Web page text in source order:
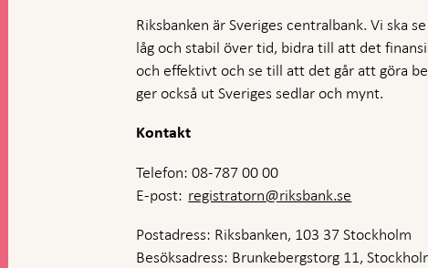
Riksbanken är Sveriges centralbank. Vi ska
låg och stabil över tid, bidra till att det
och effektivt och se till att det går att göra
ger också ut Sveriges sedlar och mynt.
Kontakt
Telefon: 08-787 00 00
E-post: registratorn@riksbank.se
Postadress: Riksbanken, 103 37 Stockholm
Besöksadress: Brunkebergstorg 11,